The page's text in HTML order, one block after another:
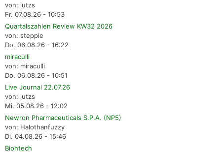
von: lutzs
Fr. 07.08.26 - 10:53
Quartalszahlen Review KW32 2026
von: steppie
Do. 06.08.26 - 16:22
miraculli
von: miraculli
Do. 06.08.26 - 10:51
Live Journal 22.07.26
von: lutzs
Mi. 05.08.26 - 12:02
Newron Pharmaceuticals S.P.A. (NP5)
von: Halothanfuzzy
Di. 04.08.26 - 15:46
Biontech